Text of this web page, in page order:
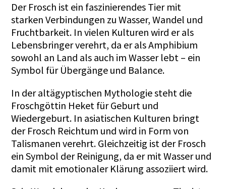
Der Frosch ist ein faszinierendes Tier mit
starken Verbindungen zu Wasser, Wandel und
Fruchtbarkeit. In vielen Kulturen wird er als
Lebensbringer verehrt, da er als Amphibium
sowohl an Land als auch im Wasser lebt – ein
Symbol für Übergänge und Balance.
In der altägyptischen Mythologie steht die
Froschgöttin Heket für Geburt und
Wiedergeburt. In asiatischen Kulturen bringt
der Frosch Reichtum und wird in Form von
Talismanen verehrt. Gleichzeitig ist der Frosch
ein Symbol der Reinigung, da er mit Wasser und
damit mit emotionaler Klärung assoziiert wird.